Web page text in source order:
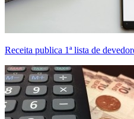
Receita publica 1ª lista de